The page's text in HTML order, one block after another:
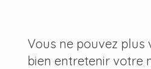
Vous ne pouvez plus
bien entretenir votre